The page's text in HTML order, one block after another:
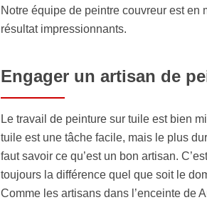
Notre équipe de peintre couvreur est en
résultat impressionnants.
Engager un artisan de
Le travail de peinture sur tuile est bien
tuile est une tâche facile, mais le plus
faut savoir ce qu’est un bon artisan.
toujours la différence quel que soit le
Comme les artisans dans l’enceinte de